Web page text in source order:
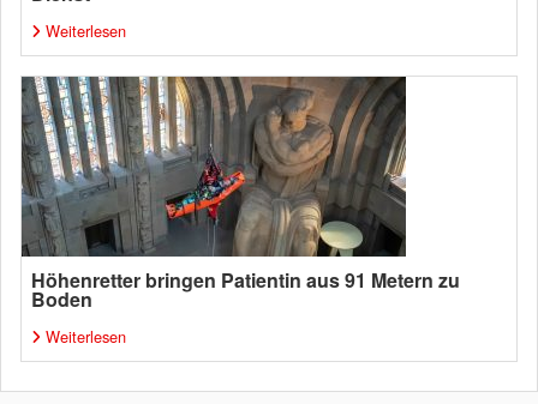
Weiterlesen
Höhenretter bringen Patientin aus 91 Metern zu
Boden
Weiterlesen